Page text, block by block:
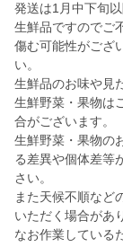
発送は1月中下旬
生鮮品ですのでご
傷む可能性がござ
い。
生鮮品のお味や見
生鮮野菜・果物は
合がございます。
生鮮野菜・果物の
る差異や個体差等
さい。
また天候不順など
いただく場合があ
なお作業している